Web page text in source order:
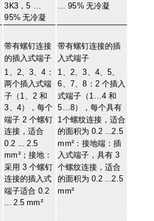
3K3，5 …
95% 无冷凝
… 95% 无冷凝
带有螺钉连接
的插入式端子
带有螺钉连接的插
入式端子
1、2、3、4：
两个插入式端
子（1、2 和
3、4），每个
端子 2 个螺钉
连接，适合
0.2 ... 2.5
mm²；接地：
采用 3 个螺钉
连接的插入式
端子适合 0.2
... 2.5 mm²
1、2、3、4、5、
6、7、8：2 个插入
式端子（1…4 和
5…8），每个具有
1个螺纹连接，适合
的面积为 0.2 ...2.5
mm²：接地端：插
入式端子，具有 3
个螺纹连接，适合
的面积为 0.2 ...2.5
mm²